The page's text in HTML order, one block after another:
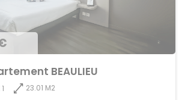
BEAULIEU
1
23.01 M2